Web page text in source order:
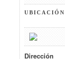
UBICACIÓN
Dirección